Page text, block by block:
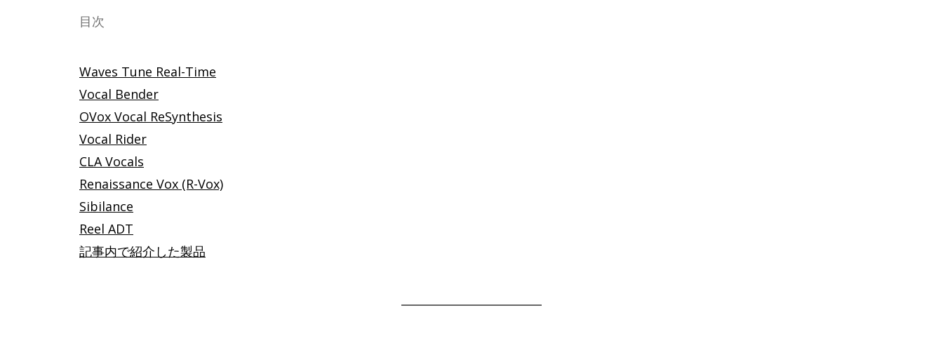
目次
Waves Tune Real-Time
Vocal Bender
OVox Vocal ReSynthesis
Vocal Rider
CLA Vocals
Renaissance Vox (R-Vox)
Sibilance
Reel ADT
記事内で紹介した製品